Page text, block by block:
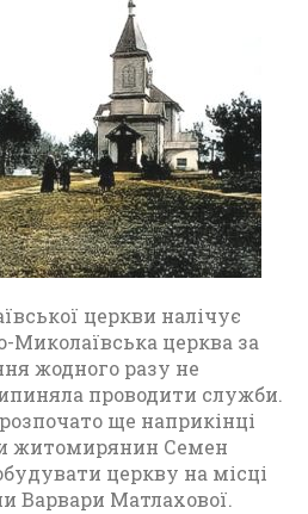
церкви налічує
Миколаївська церква за
жодного разу не
проводити служби.
ще наприкінці
житомирянин Семен
церкву на місці
Варвари Матлахової.